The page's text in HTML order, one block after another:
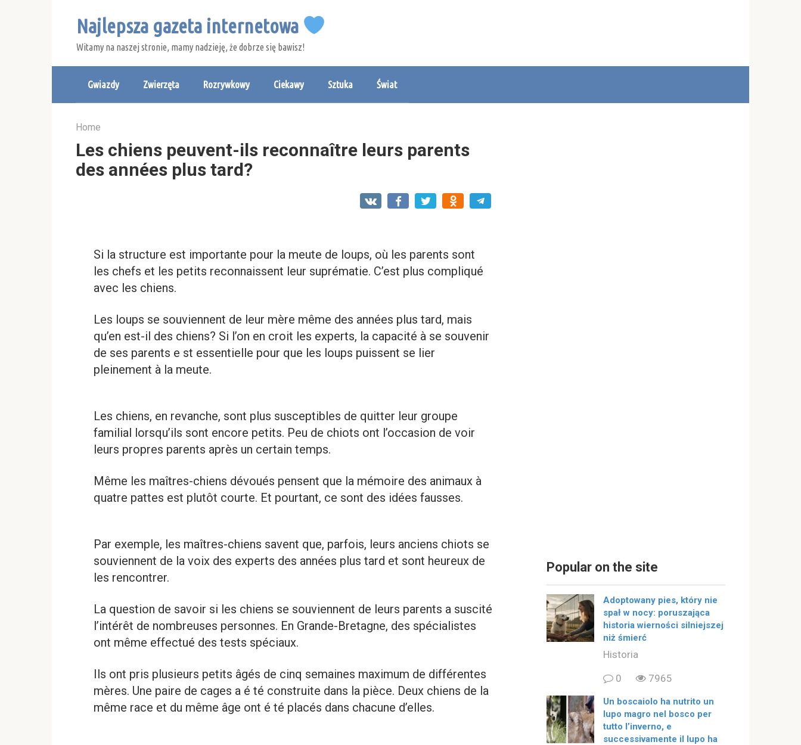
Najlepsza gazeta internetowa
Witamy na naszej stronie, mamy nadzieję, że dobrze się bawisz!
Gwiazdy Zwierzęta Rozrywkowy Ciekawy Sztuka Świat
Home
Les chiens peuvent-ils reconnaître leurs parents
des années plus tard?
Si la structure est importante pour la meute de loups, où les parents sont
les chefs et les petits reconnaissent leur suprématie. C’est plus compliqué
avec les chiens.
Les loups se souviennent de leur mère même des années plus tard, mais
qu’en est-il des chiens? Si l’on en croit les experts, la capacité à se souvenir
de ses parents e st essentielle pour que les loups puissent se lier
pleinement à la meute.
Les chiens, en revanche, sont plus susceptibles de quitter leur groupe
familial lorsqu’ils sont encore petits. Peu de chiots ont l’occasion de voir
leurs propres parents après un certain temps.
Même les maîtres-chiens dévoués pensent que la mémoire des animaux à
quatre pattes est plutôt courte. Et pourtant, ce sont des idées fausses.
Par exemple, les maîtres-chiens savent que, parfois, leurs anciens chiots se
souviennent de la voix des experts des années plus tard et sont heureux de
les rencontrer.
La question de savoir si les chiens se souviennent de leurs parents a suscité
l’intérêt de nombreuses personnes. En Grande-Bretagne, des spécialistes
ont même effectué des tests spéciaux.
Ils ont pris plusieurs petits âgés de cinq semaines maximum de différentes
mères. Une paire de cages a é té construite dans la pièce. Deux chiens de la
même race et du même âge ont é té placés dans chacune d’elles.
Popular on the site
Adoptowany pies, który nie
spał w nocy: poruszająca
historia wierności silniejszej
niż śmierć
Historia
0
7965
Un boscaiolo ha nutrito un
lupo magro nel bosco per
tutto l’inverno, e
successivamente il lupo ha